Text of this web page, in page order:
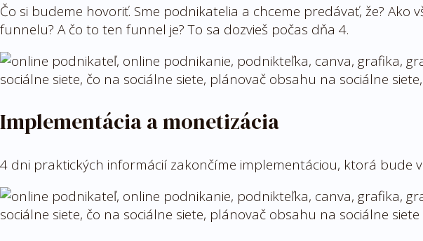
Čo si budeme hovoriť. Sme podnikatelia a chceme predávať, že?
funnelu? A čo to ten funnel je? To sa dozvieš počas dňa 4.
Implementácia a monetizácia
4 dni praktických informácií zakončíme implementáciou, ktorá bude